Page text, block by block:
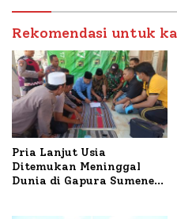
Rekomendasi untuk
Pria Lanjut Usia
Ditemukan Meninggal
Dunia di Gapura Sumenep,